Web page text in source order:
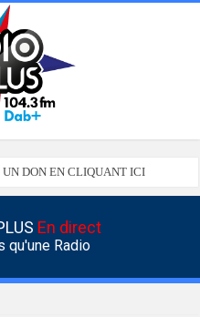
DON EN CLIQUANT ICI
En direct
qu'une Radio